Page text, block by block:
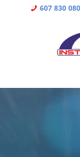
607 830 080